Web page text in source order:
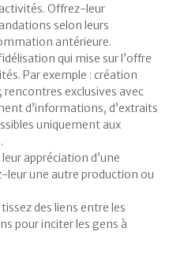
Offrez-leur
selon leurs
antérieure.
qui mise sur l’offre
Par exemple : création
rencontres exclusives avec
d’informations, d’extraits
uniquement aux
appréciation d’une
une autre production ou
des liens entre les
pour inciter les gens à